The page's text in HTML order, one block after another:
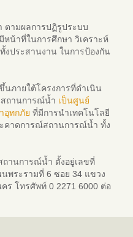
ตามผลการปฏิรูประบบ
หน้าที่ในการศึกษา วิเคราะห์
งประสานงาน ในการป้องกัน
นภายใต้โครงการที่ดำเนิน
สถานการณ์น้ำ เป็นศูนย์
อุทกภัย ที่มีการนำเทคโนโลยี
คาดการณ์สถานการณ์น้ำ ทั้ง
ถานการณ์น้ำ ตั้งอยู่เลขที่
พระรามที่ 6 ซอย 34 แขวง
ร โทรศัพท์ 0 2271 6000 ต่อ